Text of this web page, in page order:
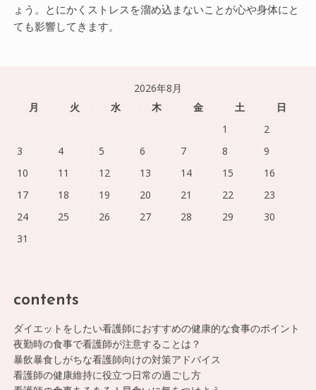
ょう。とにかくストレスを溜め込まないことが心や身体にと
ても影響してきます。
2026年8月
月
火 水 木 金 土
日
1
2
3
4 5 6 7 8
9
10
11 12 13 14 15
16
17
18 19 20 21 22
23
24
25 26 27 28 29
30
31
contents
ダイエットをしたい看護師におすすめの健康的な食事のポイント
夜勤時の食事で看護師が注意することは？
暴飲暴食しがちな看護師向けの対策アドバイス
看護師の健康維持に役立つ日常の過ごし方